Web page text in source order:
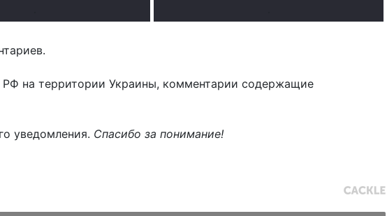
на территории Украины, комментарии содержащие
уведомления. Спасибо за понимание!